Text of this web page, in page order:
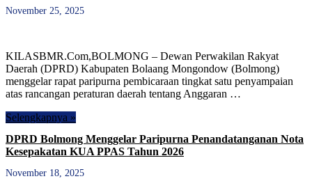
November 25, 2025
KILASBMR.Com,BOLMONG – Dewan Perwakilan Rakyat
Daerah (DPRD) Kabupaten Bolaang Mongondow (Bolmong)
menggelar rapat paripurna pembicaraan tingkat satu penyampaian
atas rancangan peraturan daerah tentang Anggaran …
Selengkapnya »
DPRD Bolmong Menggelar Paripurna Penandatanganan Nota
Kesepakatan KUA PPAS Tahun 2026
November 18, 2025